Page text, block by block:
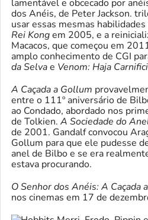
lamentável e obcecado por
dos Anéis, de Peter Jackson.
usar essas mesmas habilidades
Rei Kongem 2005, e a
Macacos, que começou em
amplo conhecimento de CGI
da Selvae Venom: Haja
A Caçada a Gollum
entre o 111º aniversário de
ao Condado, abordado nos
de Tolkien. A Sociedade do
de 2001. Gandalf convocou
Gollum para que ele pudesse
anel de Bilbo e se era
estava procurando.
O Senhor dos Anéis: A Caçada
nos cinemas em 17 de